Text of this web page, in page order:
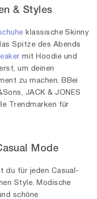
& Styles
klassische Skinny
Spitze des Abends
mit Hoodie und
um deinen
zu machen. BBei
JACK & JONES
Trendmarken für
Mode
du für jeden Casual-
Style. Modische
schöne